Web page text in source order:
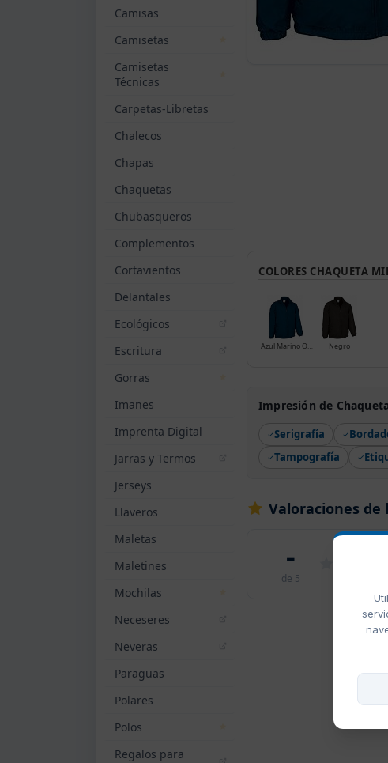
Camisas
Camisetas
Camisetas
Técnicas
Carpetas-Libretas
Chalecos
Chapas
Chaquetas
Chubasqueros
Complementos
Cortavientos
Delantales
Ecológicos
Escritura
Gorras
Imanes
Imprenta Digital
Jarras y Termos
Jerseys
Llaveros
Maletas
Maletines
Mochilas
Neceseres
Neveras
Paraguas
Polares
Polos
Regalos para
COLORES CHAQUETA
Negro
Impresión de
Serigrafía
Tampografía
Valoraciones
-
de 5